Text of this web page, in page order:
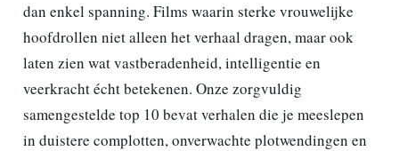
dan enkel spanning. Films waarin sterke vrouwelijke
hoofdrollen niet alleen het verhaal dragen, maar ook
laten zien wat vastberadenheid, intelligentie en
veerkracht écht betekenen. Onze zorgvuldig
samengestelde top 10 bevat verhalen die je meeslepen
in duistere complotten, onverwachte plotwendingen en